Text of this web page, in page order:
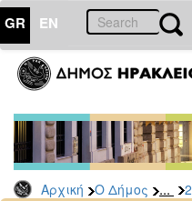
GR EN
Αρχική Ο Δήμος ...
ΔΗΜΟΣ
Δελτία
Τύπου
Αρχείο
2026